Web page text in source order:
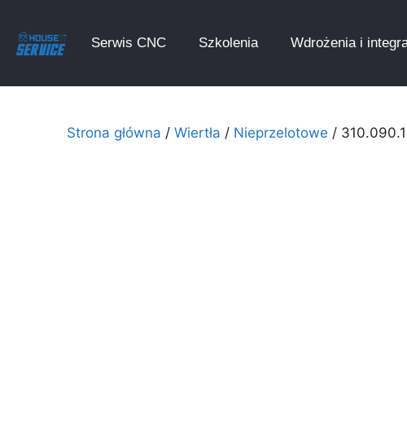
Serwis CNC Szkolenia Wdrożenia i
Strona główna / Wiertła / Nieprzelotowe /